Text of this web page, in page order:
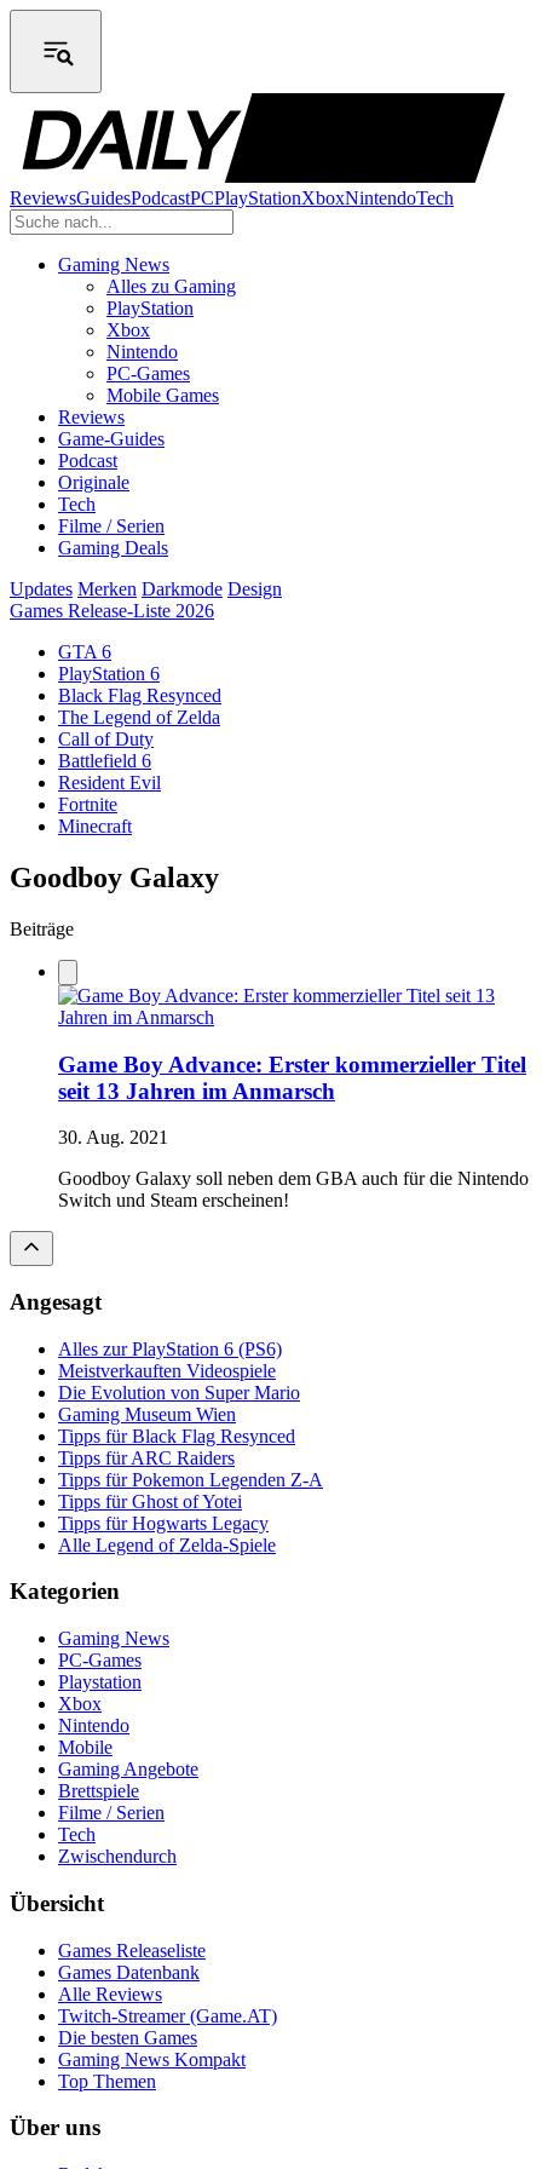
ReviewsGuidesPodcastPCPlayStationXboxNintendoTech
Gaming News
Alles zu Gaming
PlayStation
Xbox
Nintendo
PC-Games
Mobile Games
Reviews
Game-Guides
Podcast
Originale
Tech
Filme / Serien
Gaming Deals
Updates Merken Darkmode Design
Games Release-Liste 2026
GTA 6
PlayStation 6
Black Flag Resynced
The Legend of Zelda
Call of Duty
Battlefield 6
Resident Evil
Fortnite
Minecraft
Goodboy Galaxy
Beiträge
Game Boy Advance: Erster kommerzieller Titel
seit 13 Jahren im Anmarsch
30. Aug. 2021
Goodboy Galaxy soll neben dem GBA auch für die Nintendo
Switch und Steam erscheinen!
Angesagt
Alles zur PlayStation 6 (PS6)
Meistverkauften Videospiele
Die Evolution von Super Mario
Gaming Museum Wien
Tipps für Black Flag Resynced
Tipps für ARC Raiders
Tipps für Pokemon Legenden Z-A
Tipps für Ghost of Yotei
Tipps für Hogwarts Legacy
Alle Legend of Zelda-Spiele
Kategorien
Gaming News
PC-Games
Playstation
Xbox
Nintendo
Mobile
Gaming Angebote
Brettspiele
Filme / Serien
Tech
Zwischendurch
Übersicht
Games Releaseliste
Games Datenbank
Alle Reviews
Twitch-Streamer (Game.AT)
Die besten Games
Gaming News Kompakt
Top Themen
Über uns